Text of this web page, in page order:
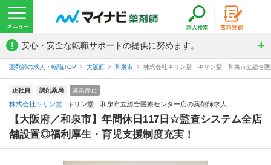
! 安心・安全な転職サポートの提供に努めます。
薬剤師の求人・転職TOP 大阪府 和泉市 株式会社キリン堂 キリン堂 和泉市立総合医
正社員 調剤薬局 募集停止
株式会社キリン堂 キリン堂 和泉市立総合医療センター店の薬剤師求人
【大阪府／和泉市】年間休日117日☆監査システム全店
舗設置◎福利厚生・育児支援制度充実！